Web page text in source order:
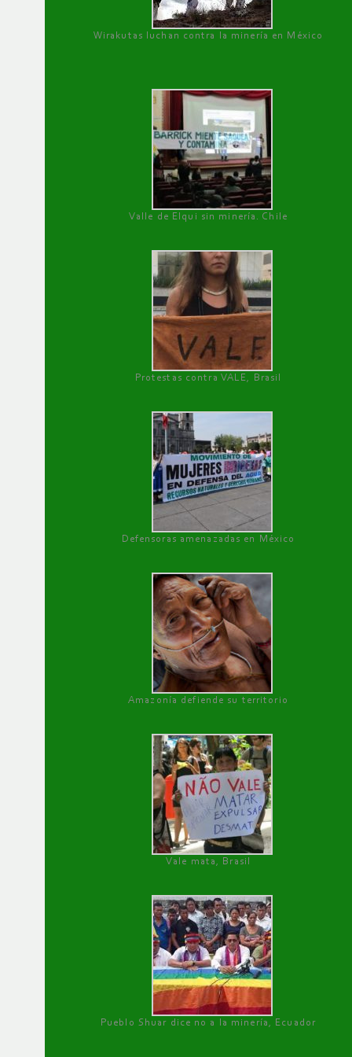
Wirakutas luchan contra la minería en México
Valle de Elqui sin minería. Chile
Protestas contra VALE, Brasil
Defensoras amenazadas en México
Amazonía defiende su territorio
Vale mata, Brasil
Pueblo Shuar dice no a la minería, Ecuador